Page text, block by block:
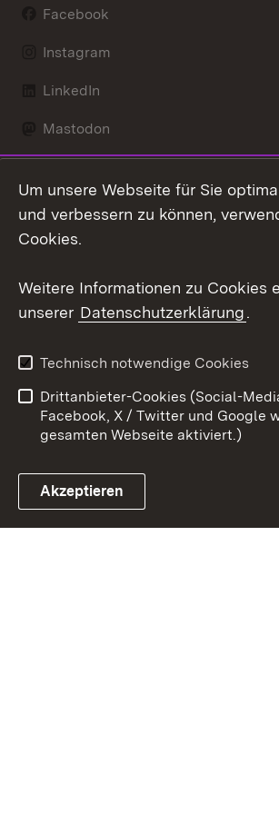
Facebook
Instagram
LinkedIn
Mastodon
X / Twitter
Youtube
Link zum Landesportal
Kontakt
Datenschutz
Barrierefreiheit
Impressum Cookies
Um unsere Webseite für Sie
und verbessern zu können,
Cookies.
Weitere Informationen zu Cookies
unserer Datenschutzerklärung.
Technisch notwendige Cookies
Drittanbieter-Cookies (Social-
Facebook, X / Twitter und Google
gesamten Webseite aktiviert.)
Akzeptieren